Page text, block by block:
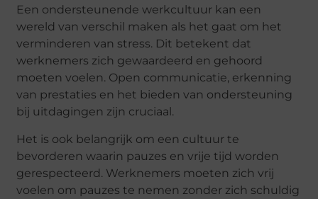
Een ondersteunende werkcultuur kan een
wereld van verschil maken als het gaat om het
verminderen van stress. Dit betekent dat
werknemers zich gewaardeerd en gehoord
moeten voelen. Open communicatie, erkenning
van prestaties en het bieden van ondersteuning
bij uitdagingen zijn cruciaal.
Het is ook belangrijk om een cultuur te
bevorderen waarin pauzes en vrije tijd worden
gerespecteerd. Werknemers moeten zich vrij
voelen om pauzes te nemen zonder zich schuldig